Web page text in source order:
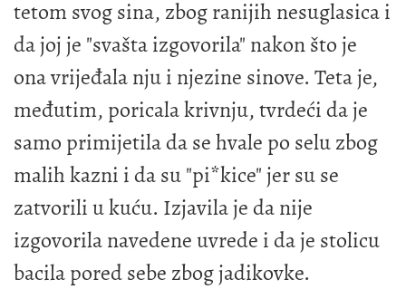
tetom svog sina, zbog ranijih nesuglasica i
da joj je "svašta izgovorila" nakon što je
ona vrijeđala nju i njezine sinove. Teta je,
međutim, poricala krivnju, tvrdeći da je
samo primijetila da se hvale po selu zbog
malih kazni i da su "pi*kice" jer su se
zatvorili u kuću. Izjavila je da nije
izgovorila navedene uvrede i da je stolicu
bacila pored sebe zbog jadikovke.